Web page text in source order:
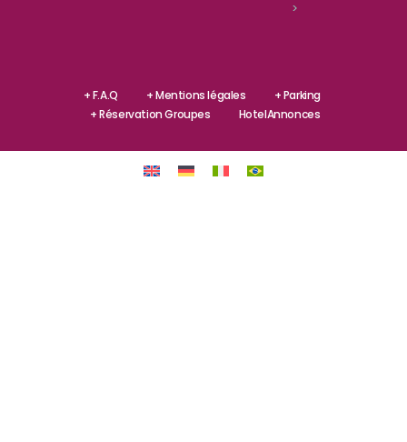
>
+ F.A.Q + Mentions légales
+ Parking
+ Réservation Groupes
HotelAnnonces